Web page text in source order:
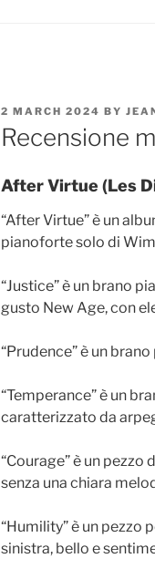
POSTED
ON
2 MARCH 2024 BY
Recensione
After Virtue (Les
“After Virtue” è un
pianoforte solo di
“Justice” è un brano
gusto New Age, con
“Prudence” è un
“Temperance” è un
caratterizzato da
“Courage” è un
senza una chiara
“Humility” è un pezzo
sinistra, bello e